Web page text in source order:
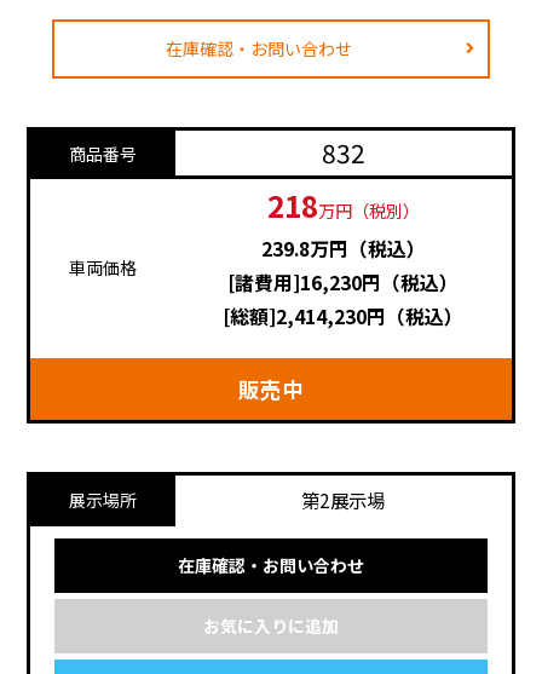
在庫確認・お問い合わせ
商品番号 832
車両価格
218万円（税別）
239.8万円（税込）
[諸費用]16,230円（税込）
[総額]2,414,230円（税込）
販売中
展示場所 第2展示場
在庫確認・お問い合わせ
お気に入りに追加